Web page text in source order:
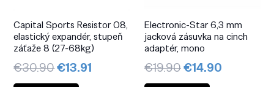
Capital Sports Resistor 08,
elastický expandér, stupeň
záťaže 8 (27-68kg)
€30.90Pôvodná
cena
€13.91
Electronic-Star 6,3 mm
jacková zásuvka na cinch
adaptér, mono
€19.90Pôvodná
cena
€14.90